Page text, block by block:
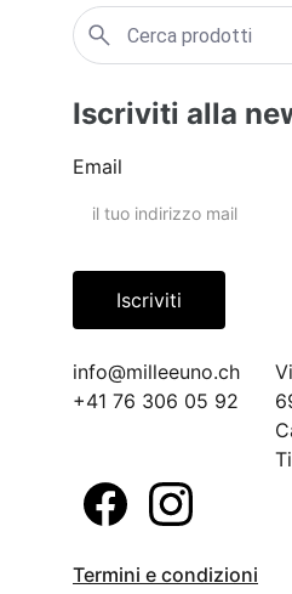
Iscriviti alla
Email
Iscriviti
info@milleeuno.ch
+41 76 306 05 92
Termini e condizioni